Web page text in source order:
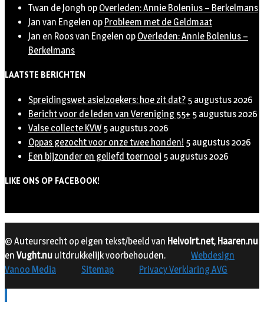
Twan de Jongh op Overleden: Annie Bolenius – Berkelmans
Jan van Engelen op Probleem met de Geldmaat
Jan en Roos van Engelen op Overleden: Annie Bolenius –
Berkelmans
LAATSTE BERICHTEN
Spreidingswet asielzoekers: hoe zit dat? 5 augustus 2026
Bericht voor de leden van Vereniging 55+ 5 augustus 2026
Valse collecte KVW 5 augustus 2026
Oppas gezocht voor onze twee honden! 5 augustus 2026
Een bijzonder en geliefd toernooi 5 augustus 2026
LIKE ONS OP FACEBOOK!
© Auteursrecht op eigen tekst/beeld van Helvoirt.net, Haaren.nu
en Vught.nu uitdrukkelijk voorbehouden.
Webdesign
Vanoo Media
Sitemap Privacy Verklaring AVG